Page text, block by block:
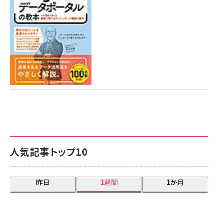
人気記事トップ10
昨日 1週間 1か月
7月31日 10:00